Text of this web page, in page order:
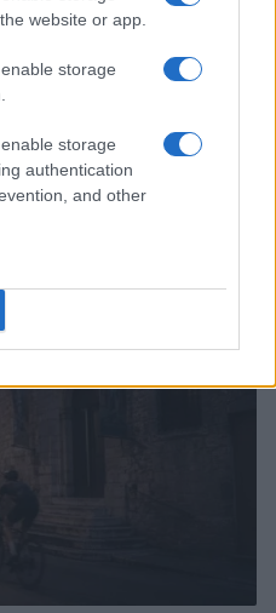
website or app.
storage
storage
authentication
and other
per geek e non